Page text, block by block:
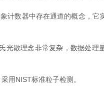
数器中存在通道的概念，它
散理念非常复杂，数据处理
NIST标准粒子检测。